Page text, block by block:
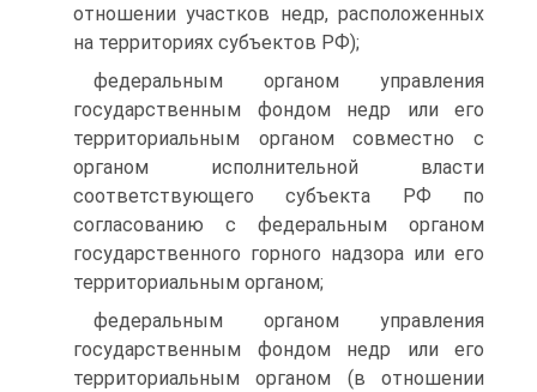
отношении участков недр, расположенных
на территориях субъектов РФ);
федеральным органом управления
государственным фондом недр или его
территориальным органом совместно с
органом исполнительной власти
соответствующего субъекта РФ по
согласованию с федеральным органом
государственного горного надзора или его
территориальным органом;
федеральным органом управления
государственным фондом недр или его
территориальным органом (в отношении